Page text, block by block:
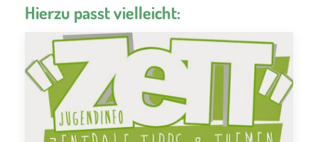
Hierzu passt vielleicht: